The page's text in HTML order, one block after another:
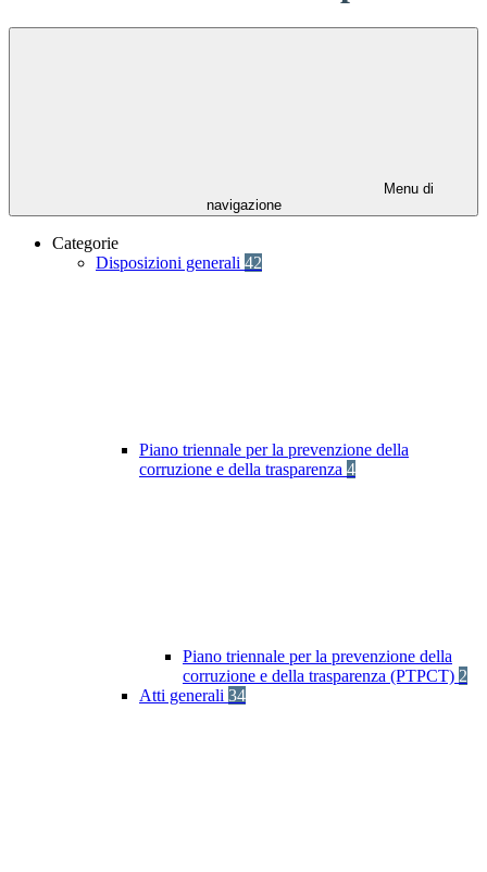
Menu di
navigazione
Categorie
Disposizioni generali 42
Piano triennale per la prevenzione della
corruzione e della trasparenza 4
Piano triennale per la prevenzione della
corruzione e della trasparenza (PTPCT) 2
Atti generali 34